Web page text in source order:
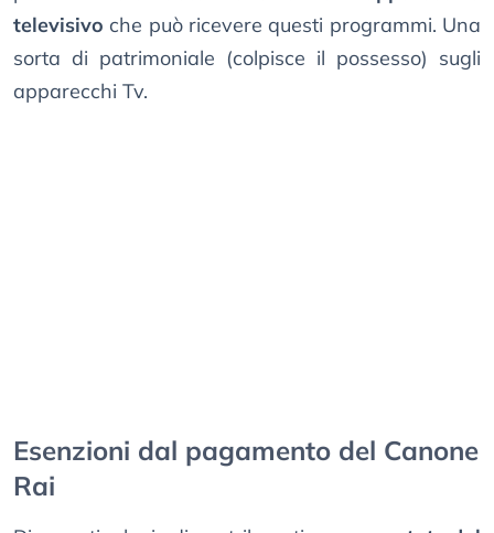
televisivo che può ricevere questi programmi. Una
sorta di patrimoniale (colpisce il possesso) sugli
apparecchi Tv.
Esenzioni dal pagamento del Canone
Rai